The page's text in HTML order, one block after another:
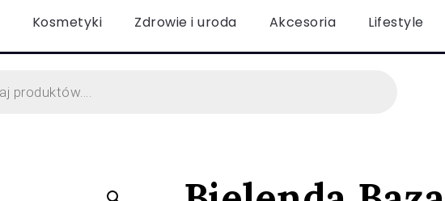
Kosmetyki Zdrowie i uroda Akcesoria Lifestyle